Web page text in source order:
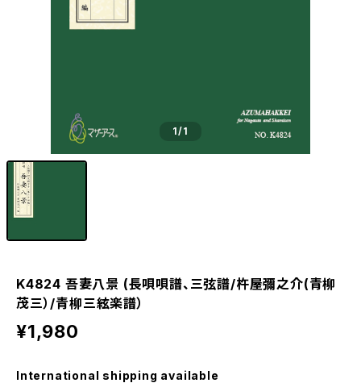
1/1
K4824 吾妻八景 (長唄唄譜、三弦譜/杵屋彌之介(青柳
茂三）/青柳三絃楽譜）
¥1,980
International shipping available